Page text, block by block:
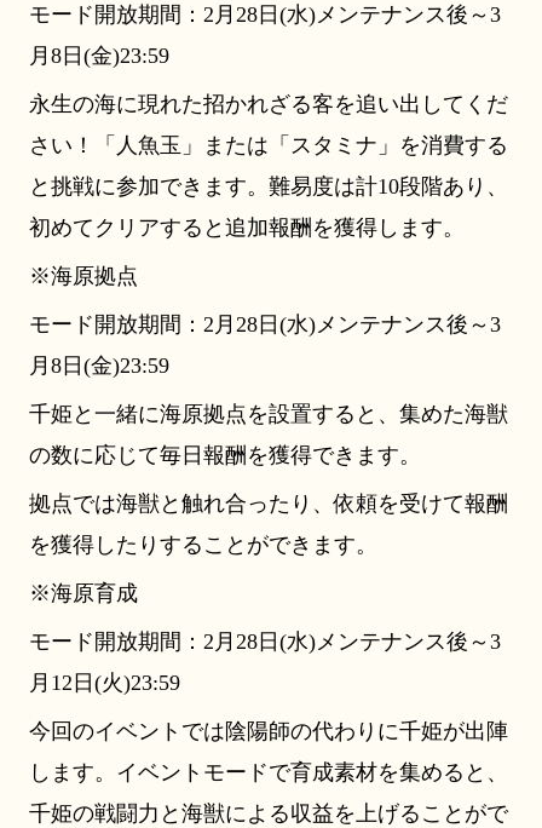
モード開放期間：2月28日(水)メンテナンス後～3
月8日(金)23:59
永生の海に現れた招かれざる客を追い出してくだ
さい！「人魚玉」または「スタミナ」を消費する
と挑戦に参加できます。難易度は計10段階あり、
初めてクリアすると追加報酬を獲得します。
※海原拠点
モード開放期間：2月28日(水)メンテナンス後～3
月8日(金)23:59
千姫と一緒に海原拠点を設置すると、集めた海獣
の数に応じて毎日報酬を獲得できます。
拠点では海獣と触れ合ったり、依頼を受けて報酬
を獲得したりすることができます。
※海原育成
モード開放期間：2月28日(水)メンテナンス後～3
月12日(火)23:59
今回のイベントでは陰陽師の代わりに千姫が出陣
します。イベントモードで育成素材を集めると、
千姫の戦闘力と海獣による収益を上げることがで